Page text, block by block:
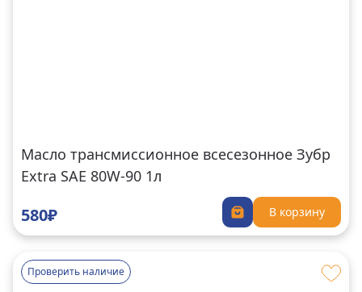
Масло трансмиссионное всесезонное Зубр
Extra SAE 80W-90 1л
580₽ В корзину
Проверить наличие